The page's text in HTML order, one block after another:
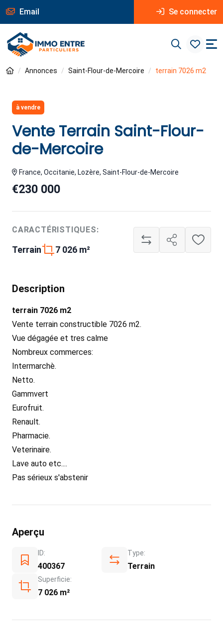
Email Se connecter
Annonces Saint-Flour-de-Mercoire terrain 7026 m2
à vendre
Vente Terrain Saint-Flour-
de-Mercoire
France, Occitanie, Lozère, Saint-Flour-de-Mercoire
€230 000
CARACTÉRISTIQUES:
Terrain 7 026 m²
Description
terrain 7026 m2
Vente terrain constructible 7026 m2.
Vue dégagée et tres calme
Nombreux commerces:
Intermarchè.
Netto.
Gammvert
Eurofruit.
Renault.
Pharmacie.
Veterinaire.
Lave auto etc....
Pas sérieux s'abstenir
Aperçu
ID:
400367
Type:
Terrain
Superficie:
7 026 m²